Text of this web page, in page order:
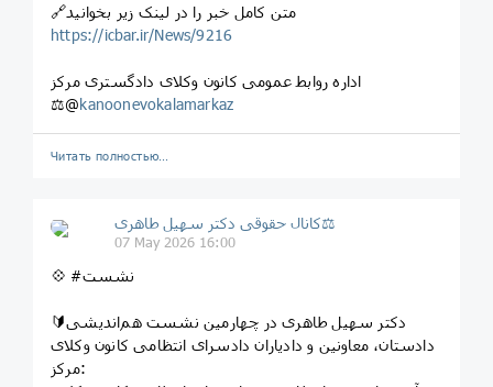
🔗متن کامل خبر را در لینک زیر بخوانید
https://icbar.ir/News/9216
اداره روابط عمومی کانون وکلای دادگستری مرکز
⚖️@kanoonevokalamarkaz
Читать полностью…
کانال حقوقی دکتر سهيل طاهری⚖
07 May 2026 16:00
💠 #نشست
🔰دکتر سهیل طاهری در چهارمین نشست هم‌اندیشی
دادستان، معاونین و دادیاران دادسرای انتظامی کانون وکلای
مرکز: